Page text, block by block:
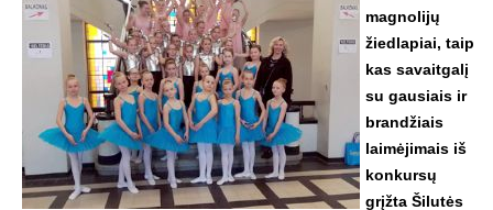
magnolijų
žiedlapiai, taip
kas savaitgalį
su gausiais ir
brandžiais
laimėjimais iš
konkursų
grįžta Šilutės